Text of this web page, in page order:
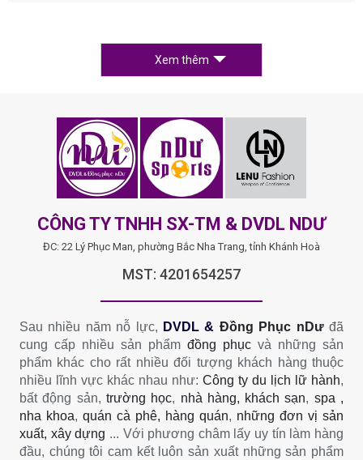
Xem thêm
CÔNG TY TNHH SX-TM & DVDL NDƯ
ĐC: 22 Lý Phục Man, phường Bắc Nha Trang, tỉnh Khánh Hoà
MST: 4201654257
Sau nhiều năm nỗ lực, DVDL & Đồng Phục nDưđã
cung cấp nhiều sản phẩm đồng phục và những sản
phẩm khác cho rất nhiều đối tượng khách hàng thuộc
nhiều lĩnh vực khác nhau như: Công ty du lịch lữ hành,
bất động sản, trường học, nhà hàng, khách sạn, spa ,
nha khoa, quán cà phê, hàng quán, những đơn vị sản
xuất, xây dựng ... Với phương châm lấy uy tín làm hàng
đầu, chúng tôi cam kết luôn sản xuất những sản phẩm